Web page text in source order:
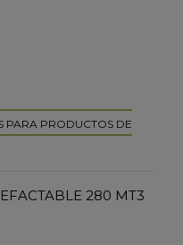
PARA PRODUCTOS DE
280 MT3